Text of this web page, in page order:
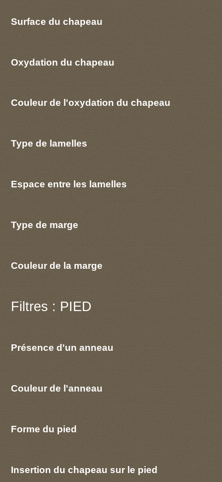
Surface du chapeau
Oxydation du chapeau
Couleur de l'oxydation du chapeau
Type de lamelles
Espace entre les lamelles
Type de marge
Couleur de la marge
Filtres : PIED
Présence d'un anneau
Couleur de l'anneau
Forme du pied
Insertion du chapeau sur le pied